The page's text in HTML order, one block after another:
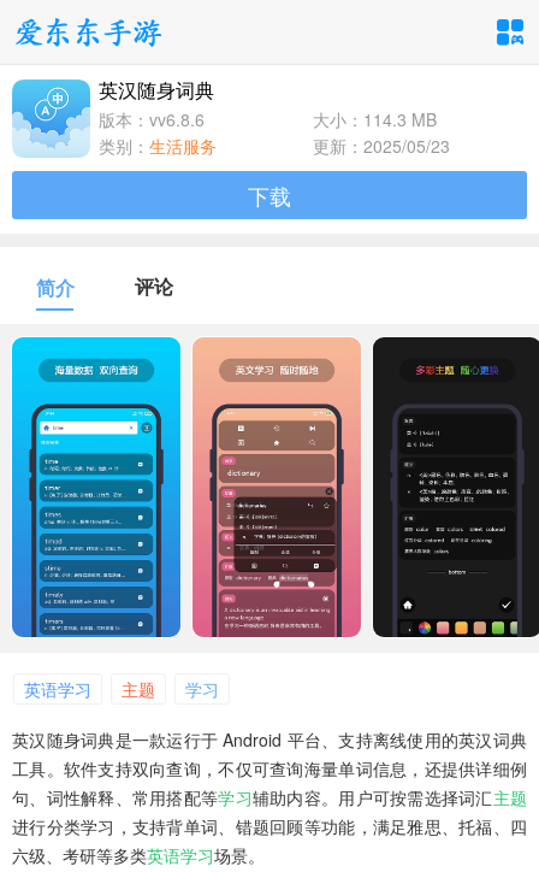
手游分类
卡牌回合
1百+款手游
1百+款手游
体育竞速
冒险解谜
模拟经营
音乐舞蹈
1百+款手游
儿童教育
1百+款手游
英汉随身词典
版本：vv6.8.6
大小：114.3 MB
类别： 生活服务 更新：2025/05/23
下载
简介 评论
英语学习 主题 学习
英汉随身词典是一款运行于 Android 平台、支持离线使用的英汉词典
工具。软件支持双向查询，不仅可查询海量单词信息，还提供详细例
句、词性解释、常用搭配等学习辅助内容。用户可按需选择词汇主题
进行分类学习，支持背单词、错题回顾等功能，满足雅思、托福、四
六级、考研等多类英语学习场景。